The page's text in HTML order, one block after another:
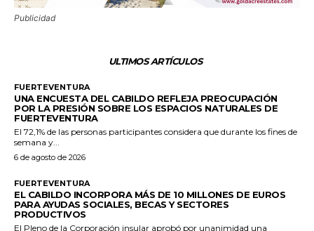
Publicidad
ULTIMOS ARTÍCULOS
FUERTEVENTURA
UNA ENCUESTA DEL CABILDO REFLEJA PREOCUPACIÓN
POR LA PRESIÓN SOBRE LOS ESPACIOS NATURALES DE
FUERTEVENTURA
El 72,1% de las personas participantes considera que durante los fines de
semana y...
6 de agosto de 2026
FUERTEVENTURA
EL CABILDO INCORPORA MÁS DE 10 MILLONES DE EUROS
PARA AYUDAS SOCIALES, BECAS Y SECTORES
PRODUCTIVOS
El Pleno de la Corporación insular aprobó por unanimidad una